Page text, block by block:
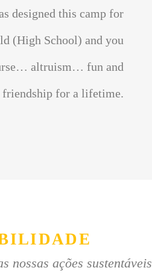
designed this camp for
(High School) and you
altruism… fun and
friendship for a lifetime.
nossas ações sustentáveis